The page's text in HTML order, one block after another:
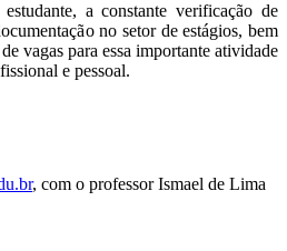
a constante verificação de
no setor de estágios, bem
vagas para essa importante atividade
e pessoal.
, com o professor Ismael de Lima